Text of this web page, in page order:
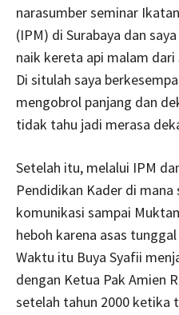
narasumber seminar
(IPM) di Surabaya dan
naik kereta api malam
Di situlah saya
mengobrol panjang dan
tidak tahu jadi merasa
Setelah itu, melalui IPM
Pendidikan Kader di
komunikasi sampai
heboh karena asas
Waktu itu Buya Syafii
dengan Ketua Pak Amien
setelah tahun 2000 ketika